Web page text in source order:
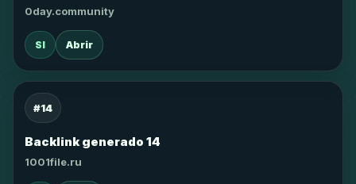
0day.community
SI Abrir
#14
Backlink generado 14
1001file.ru